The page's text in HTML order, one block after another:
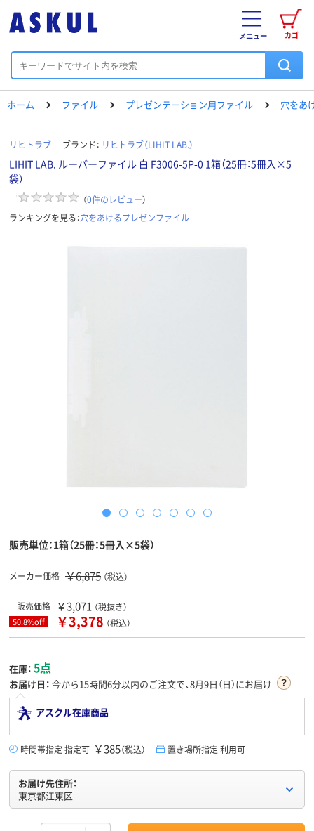
カゴ
メニュー
ホーム ファイル プレゼンテーション用ファイル 穴をあ
リヒトラブ ブランド： リヒトラブ（LIHIT LAB.）
LIHIT LAB. ルーパーファイル 白 F3006-5P-0 1箱（25冊：5冊入×5
袋）
（0件のレビュー）
ランキングを見る：穴をあけるプレゼンファイル
販売単位：1箱（25冊：5冊入×5袋）
メーカー価格 ￥6,875 （税込）
販売価格 ￥3,071 （税抜き）
50.8%off ￥3,378 （税込）
在庫： 5点
お届け日： 今から15時間6分以内のご注文で、8月9日（日）にお届け
アスクル在庫商品
時間帯指定 指定可 ￥385（税込） 置き場所指定 利用可
お届け先住所：
東京都江東区